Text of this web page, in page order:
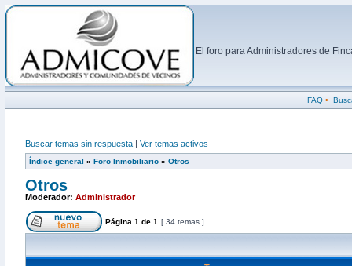
El foro para Administradores de
FAQ•
Buscar temas sin respuesta | Ver temas activos
Índice general » Foro Inmobiliario » Otros
Otros
Moderador: Administrador
Página 1 de 1 [ 34 temas ]